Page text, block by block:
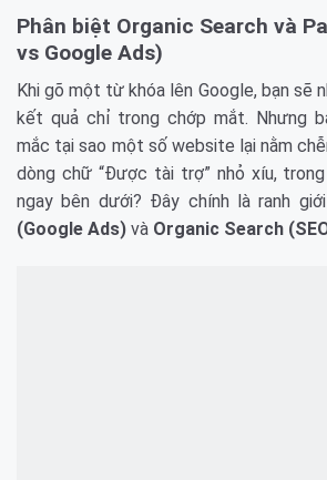
Phân biệt Organic Search và
vs Google Ads)
Khi gõ một từ khóa lên Google, bạn sẽ
kết quả chỉ trong chớp mắt. Nhưng
mắc tại sao một số website lại nằm
dòng chữ “Được tài trợ” nhỏ xíu,
ngay bên dưới? Đây chính là ranh
(Google Ads) và Organic Search